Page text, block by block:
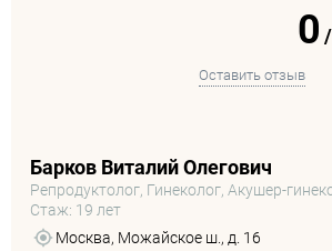
0 /
Оставить отзыв
Барков Виталий Олегович
Репродуктолог, Гинеколог, Акушер-
Стаж: 19 лет
Москва, Можайское ш., д. 16